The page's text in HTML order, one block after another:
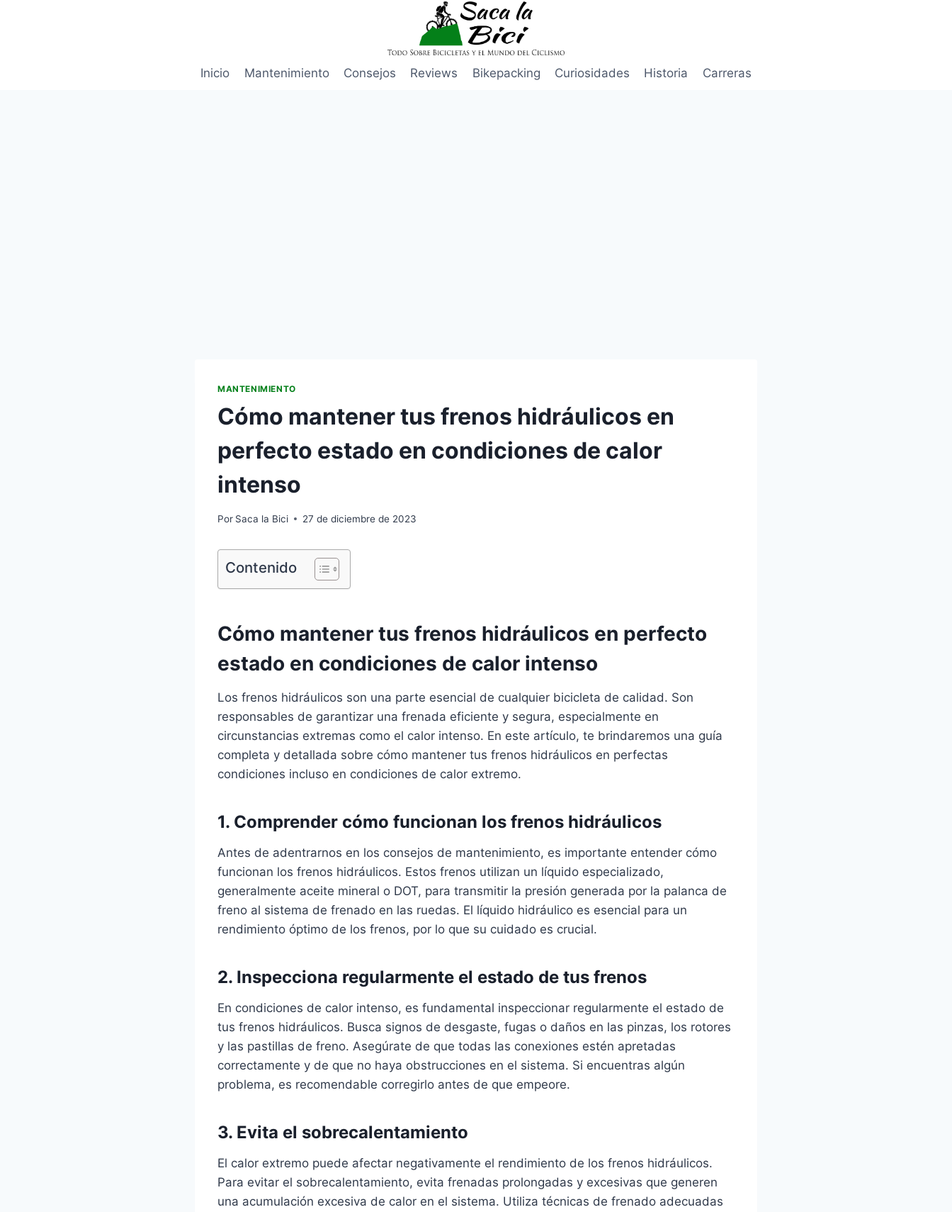
Inicio
Mantenimiento Consejos Reviews Bikepacking Curiosidades Historia Carreras
MANTENIMIENTO
Cómo mantener tus frenos hidráulicos en
perfecto estado en condiciones de calor
intenso
Por Saca la Bici 27 de diciembre de 2023
Contenido
Cómo mantener tus frenos hidráulicos en perfecto
estado en condiciones de calor intenso
Los frenos hidráulicos son una parte esencial de cualquier bicicleta de calidad. Son
responsables de garantizar una frenada eficiente y segura, especialmente en
circunstancias extremas como el calor intenso. En este artículo, te brindaremos una guía
completa y detallada sobre cómo mantener tus frenos hidráulicos en perfectas
condiciones incluso en condiciones de calor extremo.
1. Comprender cómo funcionan los frenos hidráulicos
Antes de adentrarnos en los consejos de mantenimiento, es importante entender cómo
funcionan los frenos hidráulicos. Estos frenos utilizan un líquido especializado,
generalmente aceite mineral o DOT, para transmitir la presión generada por la palanca de
freno al sistema de frenado en las ruedas. El líquido hidráulico es esencial para un
rendimiento óptimo de los frenos, por lo que su cuidado es crucial.
2. Inspecciona regularmente el estado de tus frenos
En condiciones de calor intenso, es fundamental inspeccionar regularmente el estado de
tus frenos hidráulicos. Busca signos de desgaste, fugas o daños en las pinzas, los rotores
y las pastillas de freno. Asegúrate de que todas las conexiones estén apretadas
correctamente y de que no haya obstrucciones en el sistema. Si encuentras algún
problema, es recomendable corregirlo antes de que empeore.
3. Evita el sobrecalentamiento
El calor extremo puede afectar negativamente el rendimiento de los frenos hidráulicos.
Para evitar el sobrecalentamiento, evita frenadas prolongadas y excesivas que generen
una acumulación excesiva de calor en el sistema. Utiliza técnicas de frenado adecuadas